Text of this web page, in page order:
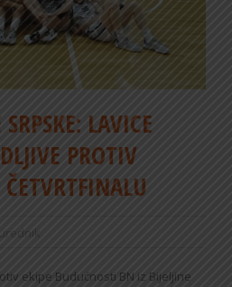
LAVICE
PROTIV
ekipe Budućnosti BN iz Bijeljine